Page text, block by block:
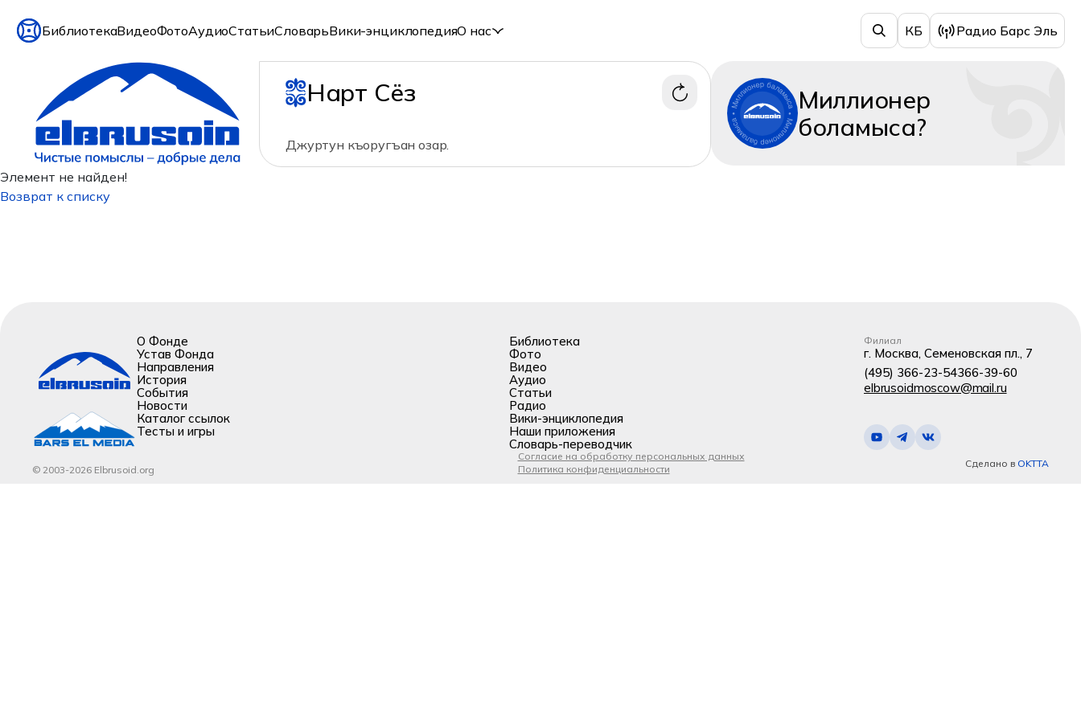
БиблиотекаВидеоФотоАудиоСтатьиСловарьВики-энциклопедияО нас КБ Радио Барс Эль
Нарт Сёз
Джуртун къоругъан озар.
Миллионер
боламыса?
Элемент не найден!
Возврат к списку
О Фонде
Устав Фонда
Направления
История
События
Новости
Каталог ссылок
Тесты и игры
Библиотека
Фото
Видео
Аудио
Статьи
Радио
Вики-энциклопедия
Наши приложения
Словарь-переводчик
Филиал
г. Москва, Семеновская пл., 7
(495) 366-23-54366-39-60
elbrusoidmoscow@mail.ru
© 2003-2026 Elbrusoid.org
Согласие на обработку персональных данных
Политика конфиденциальности
Сделано в OKTTA